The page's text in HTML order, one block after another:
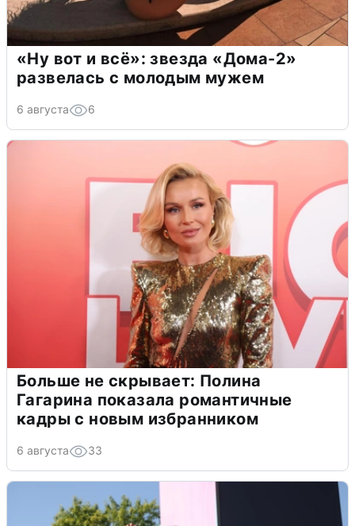
«Ну вот и всё»: звезда «Дома-2»
развелась с молодым мужем
6 августа 6
Больше не скрывает: Полина
Гагарина показала романтичные
кадры с новым избранником
6 августа 33